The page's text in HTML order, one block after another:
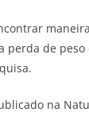
perda de peso
na